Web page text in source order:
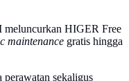
meluncurkan HIGER Free
maintenance gratis hingga
sekaligus